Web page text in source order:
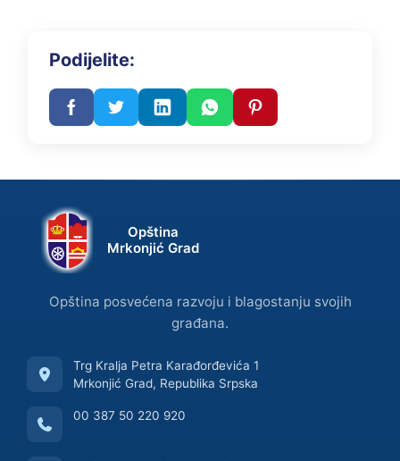
Podijelite:
Opština
Mrkonjić Grad
Opština posvećena razvoju i blagostanju svojih
građana.
Trg Kralja Petra Karađorđevića 1
Mrkonjić Grad, Republika Srpska
00 387 50 220 920